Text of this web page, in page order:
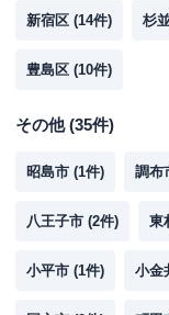
新宿区 (14件) 杉
豊島区 (10件)
その他(35件)
昭島市 (1件) 調布
八王子市 (2件) 東
小平市 (1件) 小金